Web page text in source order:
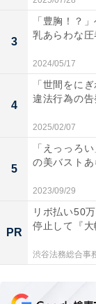
3
「豊胸！？
乳あらわな
2024/05/17
4
「世間をに
違法行為の
2025/02/07
5
「えっっろ
の美バスト
2023/09/29
PR
リボ払い50
停止して『
渋谷法務総合事